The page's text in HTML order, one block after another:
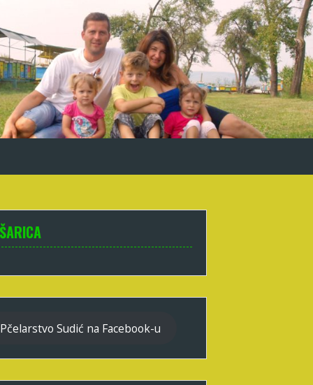
Pčelarstvo Sudić na Facebook-u